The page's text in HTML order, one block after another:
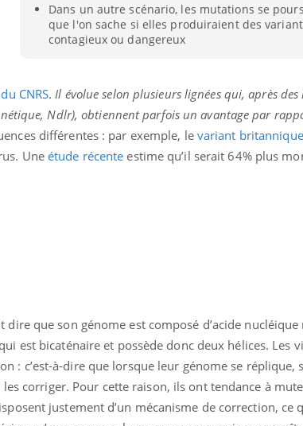
Dans un autre scénario, les mutations se
que l'on sache si elles produiraient des
contagieux ou dangereux
CNRS. Il évolue selon plusieurs lignées qui, après
Ndlr), obtiennent parfois un avantage par
différentes : par exemple, levariant britannique
Uneétude récente estime qu’il serait 64% plus
dire que son génome est composé d’acide
est bicaténaire et possède donc deux hélices. Les
: c’est-à-dire que lorsque leur génome se réplique,
corriger. Pour cette raison, ils ont tendance à
justement d’un mécanisme de correction, ce